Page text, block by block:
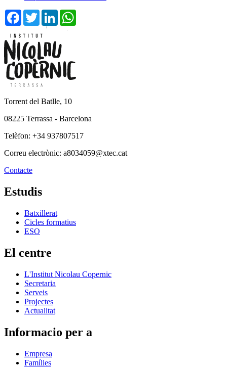
FacebookTwitterLinkedIn
Torrent del Batlle, 10
08225 Terrassa - Barcelona
Telèfon: +34 937807517
Correu electrònic: a8034059@xtec.cat
Contacte
Estudis
Batxillerat
Cicles formatius
ESO
El centre
L'Institut Nicolau Copernic
Secretaria
Serveis
Projectes
Actualitat
Informacio per a
Empresa
Famílies